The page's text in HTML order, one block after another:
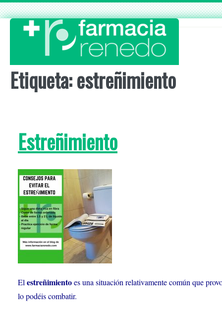
Skip
to
content
Etiqueta:estreñimiento
Estreñimiento
El estreñimientoes una situación relativamente común que
lo podéis combatir.